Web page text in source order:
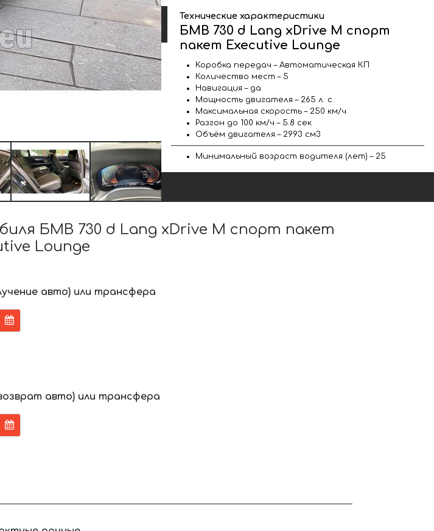
Технические характеристики
БМВ 730 d Lang xDrive M спорт
пакет Executive Lounge
Коробка передач – Автоматическая КП
Количество мест – 5
Навигация – да
Мощность двигателя – 265 л. с.
Максимальная скорость – 250 км/ч
Разгон до 100 км/ч – 5.8 сек
Объём двигателя – 2993 см3
Минимальный возраст водителя (лет) – 25
БМВ 730 d Lang xDrive M спорт пакет
Lounge
авто) или трансфера
авто) или трансфера